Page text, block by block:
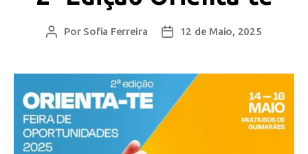
Por Sofia Ferreira 12 de Maio, 2025